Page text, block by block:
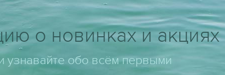
о новинках и акциях
узнавайте обо всём первыми